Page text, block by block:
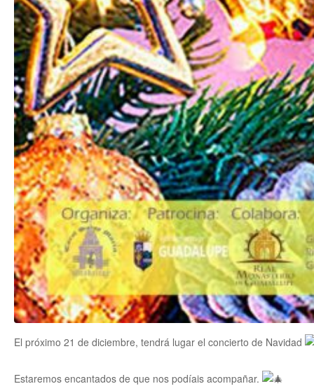
El próximo 21 de diciembre, tendrá lugar el concierto de Navidad
Estaremos encantados de que nos podíais acompañar.